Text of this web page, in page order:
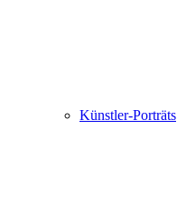
Künstler-Porträts